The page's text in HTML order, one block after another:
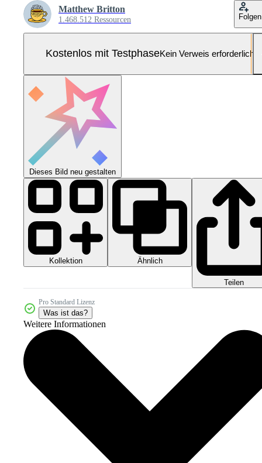
Matthew Britton
1.468.512 Ressourcen Folgen
Kostenlos mit TestphaseKein Verweis erforderlich
Dieses Bild neu gestalten
Kollektion Ähnlich
Teilen
Pro Standard Lizenz
Was ist das?
Weitere Informationen